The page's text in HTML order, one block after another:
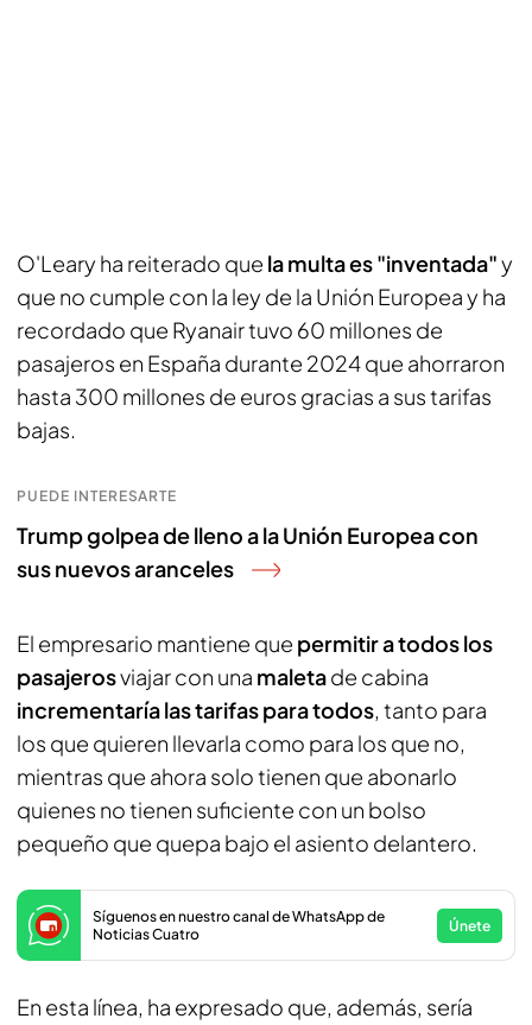
O'Leary ha reiterado que la multa es "inventada"y
que no cumple con la ley de la Unión Europea y ha
recordado que Ryanair tuvo 60 millones de
pasajeros en España durante 2024 que ahorraron
hasta 300 millones de euros gracias a sus tarifas
bajas.
PUEDE INTERESARTE
Trump golpea de lleno a la Unión Europea con
sus nuevos aranceles
El empresario mantiene que permitir a todos los
pasajerosviajar con una maletade cabina
incrementaría las tarifas para todos, tanto para
los que quieren llevarla como para los que no,
mientras que ahora solo tienen que abonarlo
quienes no tienen suficiente con un bolso
pequeño que quepa bajo el asiento delantero.
Síguenos en nuestro canal de WhatsApp de
Noticias Cuatro
Únete
En esta línea, ha expresado que, además, sería